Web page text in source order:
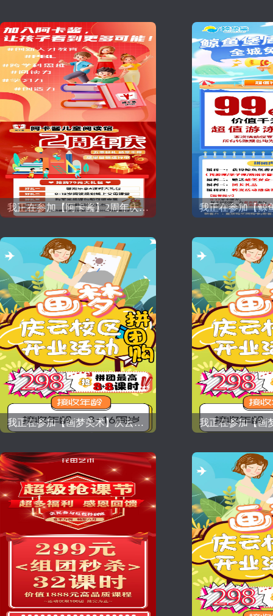
我正在参加【阿卡酱】2周年庆！抢购79元大礼包！
我正在参加【画梦美术】庆云校区！开业活动!拼团购！仅需298元拼团抢最高8+8课时精品课程！- 复制